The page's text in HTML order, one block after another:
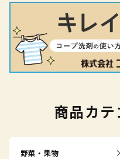
商品カ
野菜・果物